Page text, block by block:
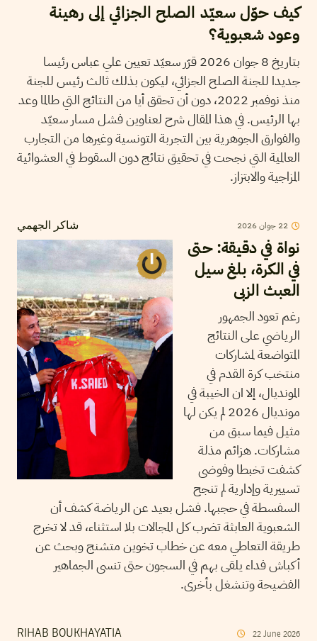
كيف حوّل سعيّد الصلح الجزائي إلى رهينة
وعود شعبوية؟
بتاريخ 8 جوان 2026 قرّر سعيّد تعيين علي عباس رئيسا
جديدا للجنة الصلح الجزائي، ليكون بذلك ثالث رئيس للجنة
منذ نوفمبر 2022، دون أن تحقق أيا من النتائج التي طالما وعد
بها الرئيس. في هذا المقال شرح لعناوين فشل مسار سعيّد
والفوارق الجوهرية بين التجربة التونسية وغيرها من التجارب
العالمية التي نجحت في تحقيق نتائج دون السقوط في العشوائية
المزاجية والابتزاز.
شاكر الجهمي 22 جوان2026
نواة في دقيقة: حتى
في الكرة، بلغ سيل
العبث الزبى
رغم تعود الجمهور
الرياضي على النتائج
المتواضعة لمشاركات
منتخب كرة القدم في
المونديال، إلا ان الخيبة في
مونديال 2026 لم يكن لها
مثيل فيما سبق من
مشاركات. هزائم مذلة
كشفت تخبطا وفوضى
تسييرية وإدارية لم تنجح
السفسطة في حجبها. فشل بعيد عن الرياضة كشف أن
الشعبوية العابثة تضرب كل المجالات بلا استثناء، قد لا تخرج
طريقة التعاطي معه عن خطاب تخوين متشنج وبحث عن
أكباش فداء يلقى بهم في السجون حتى تنسى الجماهير
الفضيحة وتنشغل بأخرى.
RIHAB BOUKHAYATIA 22 June 2026